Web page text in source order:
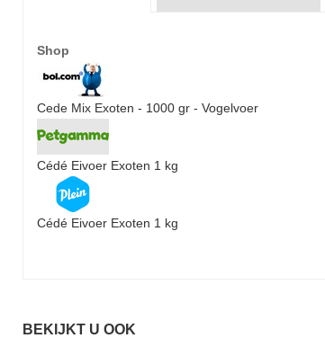
Shop
Cede Mix Exoten - 1000 gr - Vogelvoer
Cédé Eivoer Exoten 1 kg
Cédé Eivoer Exoten 1 kg
BEKIJKT U OOK